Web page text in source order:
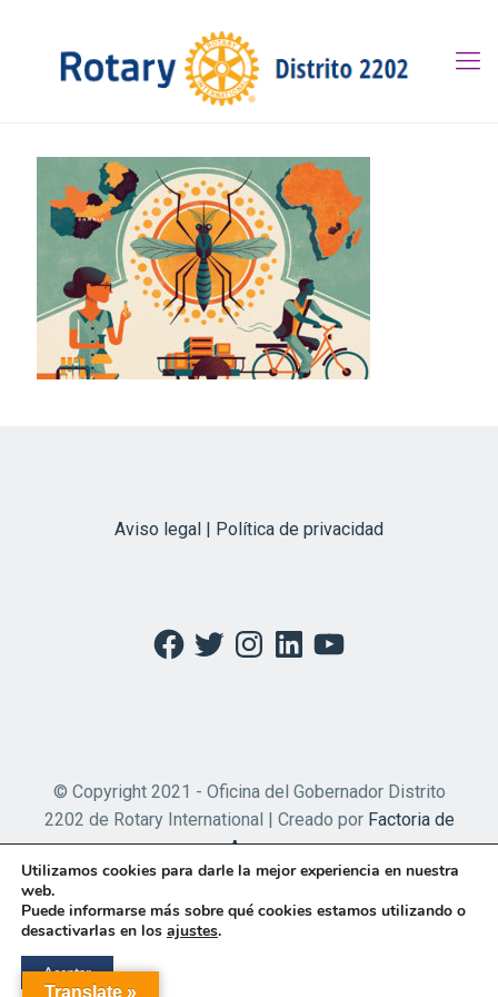
Aviso legal | Política de privacidad
Facebook
TwitterInstagramLinkedInYouTube
© Copyright 2021 - Oficina del Gobernador Distrito
2202 de Rotary International | Creado por Factoria de
Apps
Translate »
Utilizamos cookies para darle la mejor experiencia en nuestra
web.
Puede informarse más sobre qué cookies estamos utilizando o
desactivarlas en los ajustes.
Aceptar